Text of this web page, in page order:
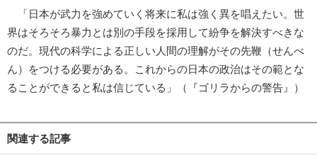
「日本が武力を強めていく将来に私は強く異を唱えたい。世
界はそろそろ暴力とは別の手段を採用して紛争を解決すべきな
のだ。現代の科学による正しい人間の理解がその先鞭（せんべ
ん）をつける必要がある。これからの日本の政治はその範とな
ることができると私は信じている」（『ゴリラからの警告』）
関連する記事